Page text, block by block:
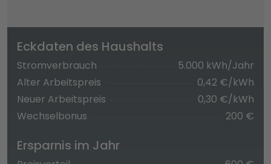
Eckdaten des Haushalts
Stromverbrauch
5.000 kWh/Jahr
Alter Arbeitspreis
0,42 €/kWh
Neuer Arbeitspreis
0,30 €/kWh
Wechselbonus
200 €
Ersparnis im Jahr